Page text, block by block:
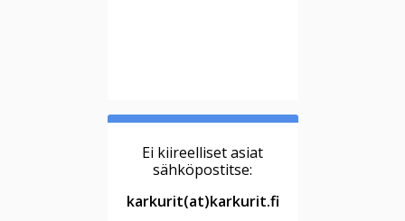
Ei kiireelliset asiat
sähköpostitse:
karkurit(at)karkurit.fi